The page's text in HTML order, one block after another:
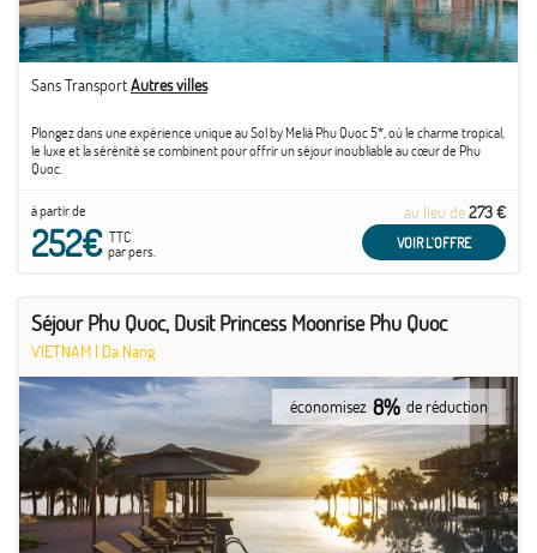
Sans TransportAutres villes
Plongez dans une expérience unique au Sol by Meliá Phu Quoc 5*, où le charme tropical,
le luxe et la sérénité se combinent pour offrir un séjour inoubliable au cœur de Phu
Quoc.
à partir de
252€TTC
par pers.
au lieu de273 €
VOIR L'OFFRE
Séjour Phu Quoc, Dusit Princess Moonrise Phu Quoc
VIETNAM | Da Nang
économisez 8% de réduction